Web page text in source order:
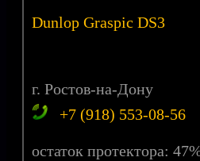
Dunlop Graspic DS3
г. Ростов-на-Дону
+7 (918) 553-08-56
остаток протектора: